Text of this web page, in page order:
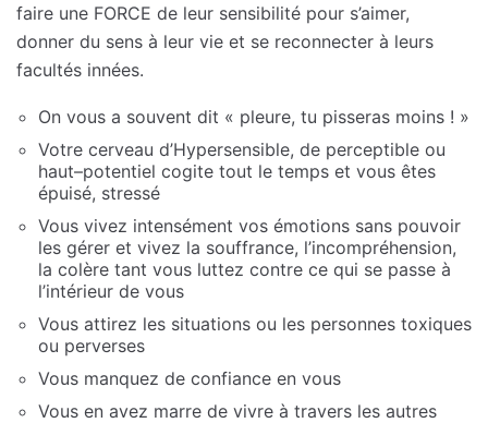
faire une FORCE de leur sensibilité pour s’aimer,
donner du sens à leur vie et se reconnecter à leurs
facultés innées.
On vous a souvent dit « pleure, tu pisseras moins ! »
Votre cerveau d’Hypersensible, de perceptible ou
haut–potentiel cogite tout le temps et vous êtes
épuisé, stressé
Vous vivez intensément vos émotions sans pouvoir
les gérer et vivez la souffrance, l’incompréhension,
la colère tant vous luttez contre ce qui se passe à
l’intérieur de vous
Vous attirez les situations ou les personnes toxiques
ou perverses
Vous manquez de confiance en vous
Vous en avez marre de vivre à travers les autres